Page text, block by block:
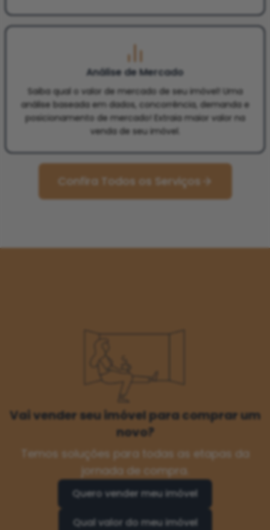
Análise de Mercado
Saiba qual o valor de mercado de seu imóvel! Uma
análise baseada em dados, concorrência, demanda e
posicionamento de mercado! Extraia maior valor na
venda de seu imóvel.
Confira Todos os Serviços
Vai vender seu imóvel para comprar um
novo?
Temos soluções para todas as etapas da
jornada de compra.
Quero vender meu imóvel
Qual valor do meu imóvel